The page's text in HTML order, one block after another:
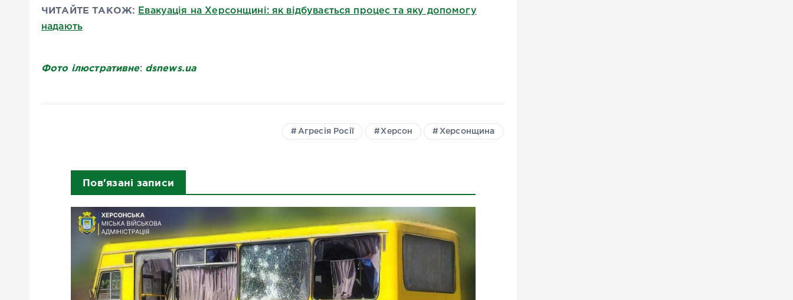
ЧИТАЙТЕ ТАКОЖ: Евакуація на Херсонщині: як відбувається процес та яку допомогу
надають
Фото ілюстративне:dsnews.ua
Агресія Росії Херсон Херсонщина
Пов'язані записи